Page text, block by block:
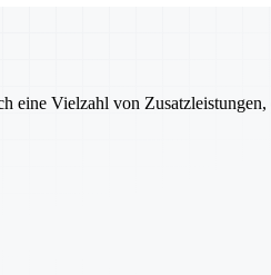
eine Vielzahl von